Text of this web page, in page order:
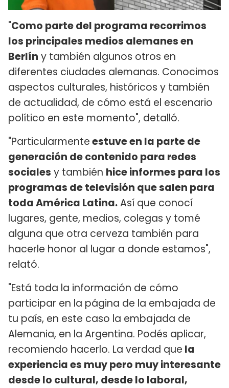
"Como parte del programa recorrimos
los principales medios alemanes en
Berlín y también algunos otros en
diferentes ciudades alemanas. Conocimos
aspectos culturales, históricos y también
de actualidad, de cómo está el escenario
político en este momento", detalló.
"Particularmenteestuve en la parte de
generación de contenido para redes
sociales y también hice informes para los
programas de televisión que salen para
toda América Latina.Así que conocí
lugares, gente, medios, colegas y tomé
alguna que otra cerveza también para
hacerle honor al lugar a donde estamos",
relató.
"Está toda la información de cómo
participar en la página de la embajada de
tu país, en este caso la embajada de
Alemania, en la Argentina. Podés aplicar,
recomiendo hacerlo. La verdad que la
experiencia es muy pero muy interesante
desde lo cultural, desde lo laboral,